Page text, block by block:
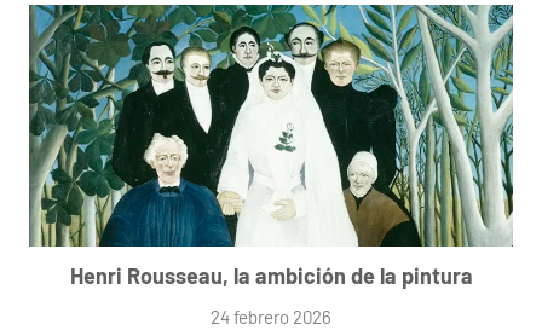
Henri Rousseau, la ambición de la pintura
24 febrero 2026